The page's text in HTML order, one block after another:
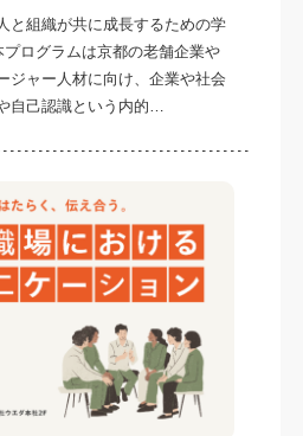
と組織が共に成長するための学
ログラムは京都の老舗企業や
ジャー人材に向け、企業や社会
自己認識という内的…